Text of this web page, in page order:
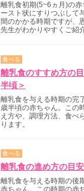
離乳食初期(5~6ヵ月)の
ースト状にすりつぶして
間のかかる時期ですが、
先生がわかりやすくご紹
食べる
離乳食のすすめ方の
半頃＞
離乳食を与える時期の完
歳半頃の赤ちゃん。この
え方や、調理方法、食べ
ります。
食べる
離乳食の進め方の目
離乳食を与える時期の後
赤ちゃん。この時期の赤